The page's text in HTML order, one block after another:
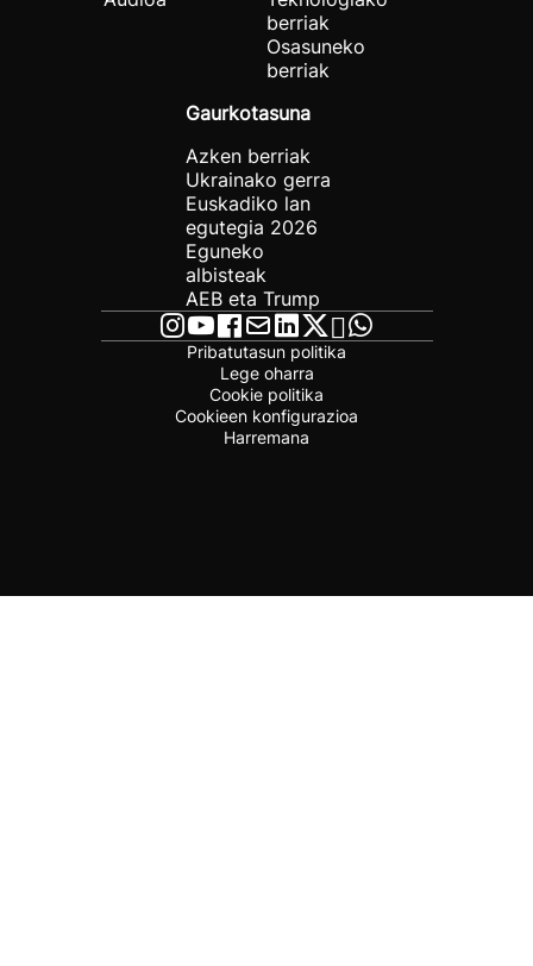
berriak
Osasuneko
berriak
Gaurkotasuna
Azken berriak
Ukrainako gerra
Euskadiko lan
egutegia 2026
Eguneko
albisteak
AEB eta Trump
Pribatutasun politika
Lege oharra
Cookie politika
Cookieen konfigurazioa
Harremana